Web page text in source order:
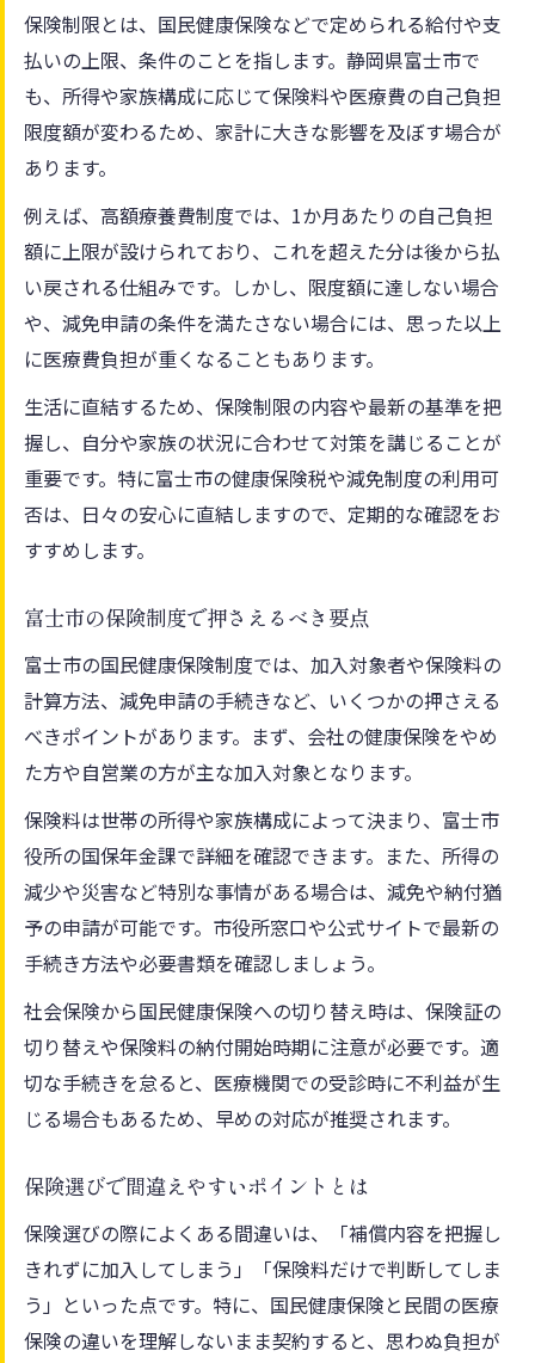
健康保険税や減免の最新動向を把握しよう
保険証の管理と各種申請の流れを整理
保険活用で医療費負担を最小限に抑える
健康保険税の仕組みと効率的な対策法
保険税負担を減らす具体的な節約方法
国民健康保険料の計算ポイントと対処策
家計に優しい保険税対策の知識を伝授
保険税額決定の仕組みと軽減申請の要点
保険制限とは、国民健康保険などで定められる給付や支
払いの上限、条件のことを指します。静岡県富士市で
も、所得や家族構成に応じて保険料や医療費の自己負担
限度額が変わるため、家計に大きな影響を及ぼす場合が
あります。
例えば、高額療養費制度では、1か月あたりの自己負担
額に上限が設けられており、これを超えた分は後から払
い戻される仕組みです。しかし、限度額に達しない場合
や、減免申請の条件を満たさない場合には、思った以上
に医療費負担が重くなることもあります。
生活に直結するため、保険制限の内容や最新の基準を把
握し、自分や家族の状況に合わせて対策を講じることが
重要です。特に富士市の健康保険税や減免制度の利用可
否は、日々の安心に直結しますので、定期的な確認をお
すすめします。
富士市の保険制度で押さえるべき要点
富士市の国民健康保険制度では、加入対象者や保険料の
計算方法、減免申請の手続きなど、いくつかの押さえる
べきポイントがあります。まず、会社の健康保険をやめ
た方や自営業の方が主な加入対象となります。
保険料は世帯の所得や家族構成によって決まり、富士市
役所の国保年金課で詳細を確認できます。また、所得の
減少や災害など特別な事情がある場合は、減免や納付猶
予の申請が可能です。市役所窓口や公式サイトで最新の
手続き方法や必要書類を確認しましょう。
社会保険から国民健康保険への切り替え時は、保険証の
切り替えや保険料の納付開始時期に注意が必要です。適
切な手続きを怠ると、医療機関での受診時に不利益が生
じる場合もあるため、早めの対応が推奨されます。
保険選びで間違えやすいポイントとは
保険選びの際によくある間違いは、「補償内容を把握し
きれずに加入してしまう」「保険料だけで判断してしま
う」といった点です。特に、国民健康保険と民間の医療
保険の違いを理解しないまま契約すると、思わぬ負担が